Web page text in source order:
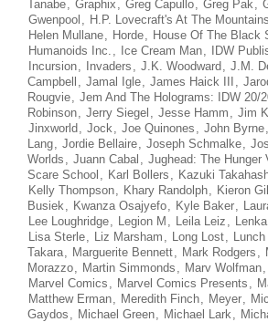
Tanabe, Graphix , Greg Capullo, Greg Pak,
Gwenpool , H.P. Lovecraft's At The
Helen Mullane, Horde, House Of The Black
Humanoids Inc. , Ice Cream Man, IDW
Incursion, Invaders , J.K. Woodward , J.M.
Campbell , Jamal Igle, James Haick III ,
Rougvie, Jem And The Holograms: IDW 20/
Robinson, Jerry Siegel , Jesse Hamm , Jim
Jinxworld , Jock, Joe Quinones , John Byrne,
Lang, Jordie Bellaire, Joseph Schmalke,
Worlds , Juann Cabal , Jughead: The Hunger
Scare School , Karl Bollers , Kazuki
Kelly Thompson, Khary Randolph, Kieron
Busiek, Kwanza Osajyefo, Kyle Baker,
Lee Loughridge, Legion M , Leila Leiz ,
Lisa Sterle, Liz Marsham , Long Lost,
Takara, Marguerite Bennett, Mark Rodgers ,
Morazzo, Martin Simmonds , Marv Wolfman,
Marvel Comics , Marvel Comics Presents ,
Matthew Erman, Meredith Finch, Meyer,
Gaydos , Michael Green, Michael Lark,